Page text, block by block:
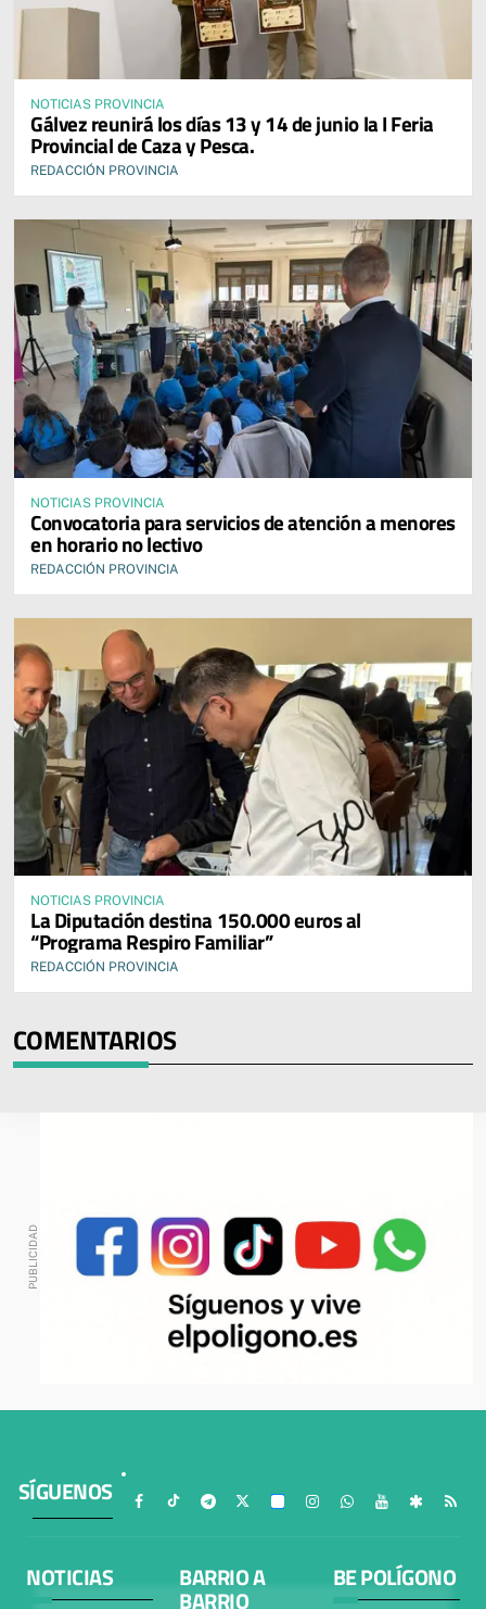
NOTICIAS PROVINCIA
Gálvez reunirá los días 13 y 14 de junio la I Feria
Provincial de Caza y Pesca.
REDACCIÓN PROVINCIA
NOTICIAS PROVINCIA
Convocatoria para servicios de atención a menores
en horario no lectivo
REDACCIÓN PROVINCIA
NOTICIAS PROVINCIA
La Diputación destina 150.000 euros al
“Programa Respiro Familiar”
REDACCIÓN PROVINCIA
COMENTARIOS
SÍGUENOS
NOTICIAS BARRIO A
BARRIO
BE POLÍGONO